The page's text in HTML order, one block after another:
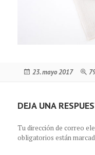
Publicado
23. mayo 2017
DEJA UNA
Tu dirección de correo
obligatorios están